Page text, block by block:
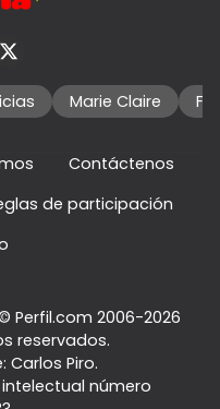
Marie Claire
Contáctenos
de participación
Perfil.com 2006-2026
reservados.
Carlos Piro.
número